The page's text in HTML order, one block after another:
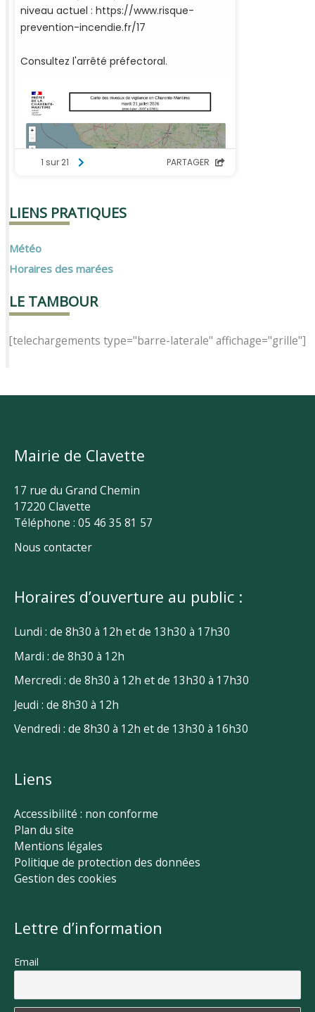
LIENS PRATIQUES
Météo
Horaires des marées
LE TAMBOUR
[telechargements type="barre-laterale" affichage="grille"]
Mairie de Clavette
17 rue du Grand Chemin
17220 Clavette
Téléphone : 05 46 35 81 57
Nous contacter
Horaires d’ouverture au public :
Lundi : de 8h30 à 12h et de 13h30 à 17h30
Mardi : de 8h30 à 12h
Mercredi : de 8h30 à 12h et de 13h30 à 17h30
Jeudi : de 8h30 à 12h
Vendredi : de 8h30 à 12h et de 13h30 à 16h30
Liens
Accessibilité : non conforme
Plan du site
Mentions légales
Politique de protection des données
Gestion des cookies
Lettre d’information
Email